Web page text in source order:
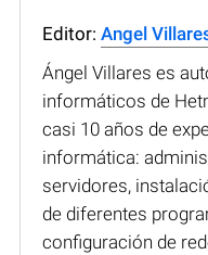
Editor: Angel
Ángel Villares es
informáticos de
casi 10 años de
informática:
servidores,
de diferentes
configuración de